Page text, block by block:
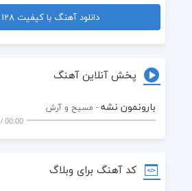
دانلود آهنگ با کیفیت 128 kbps
پخش آنلاین آهنگ
بارونمون نشه - مسیح و آرش
00:00
/
کد آهنگ برای وبلاگ